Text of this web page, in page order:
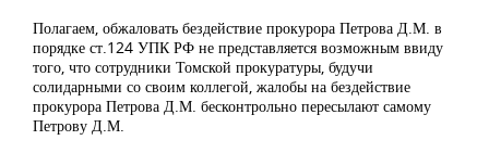
Полагаем, обжаловать бездействие прокурора Петрова Д.М. в
порядке ст.124 УПК РФ не представляется возможным ввиду
того, что сотрудники Томской прокуратуры, будучи
солидарными со своим коллегой, жалобы на бездействие
прокурора Петрова Д.М. бесконтрольно пересылают самому
Петрову Д.М.